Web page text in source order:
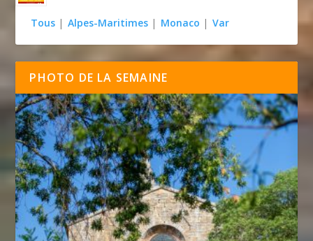
Tous | Alpes-Maritimes | Monaco | Var
PHOTO DE LA SEMAINE